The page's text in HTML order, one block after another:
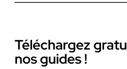
Téléchargez
nos guides !